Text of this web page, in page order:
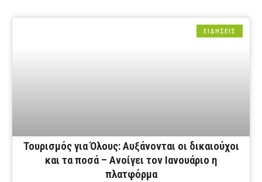
ΕΙΔΗΣΕΙΣ
Τουρισμός για Όλους: Αυξάνονται οι δικαιούχοι
και τα ποσά – Ανοίγει τον Ιανουάριο η
πλατφόρμα